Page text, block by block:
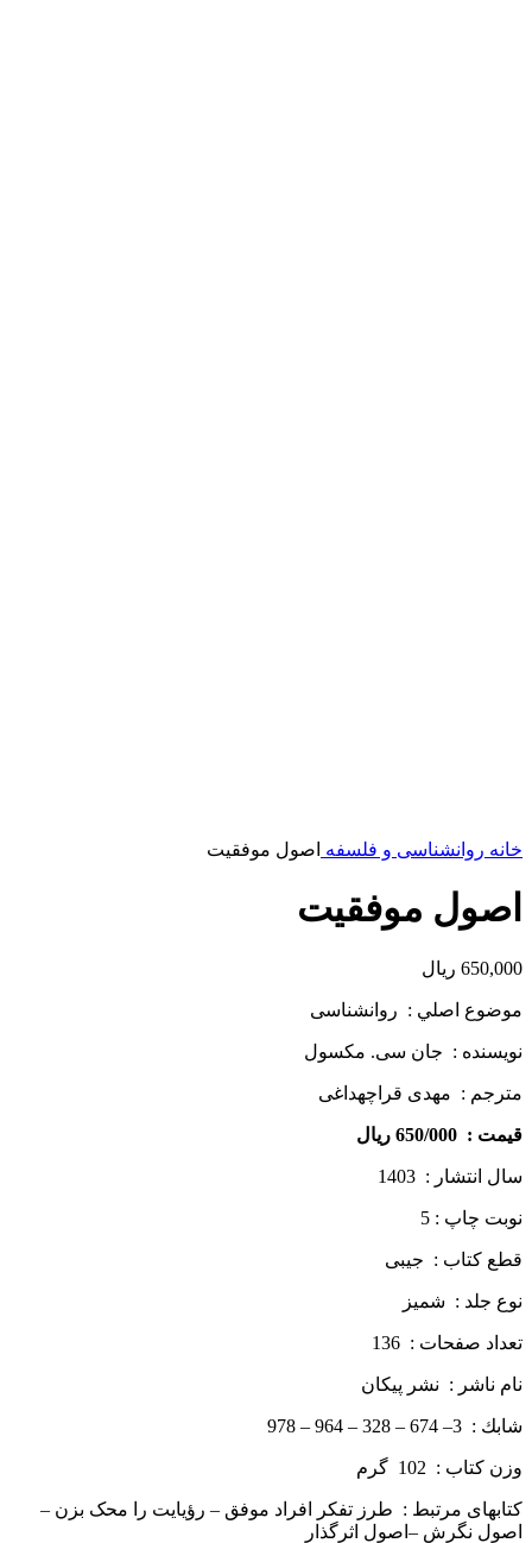
خانه روانشناسی و فلسفه اصول موفقيت
اصول موفقيت
650,000 ریال
موضوع اصلي : روانشناسی
نويسنده : جان سی. مکسول
مترجم : مهدی قراچه­داغی
قيمت : 650/000 ريال
سال انتشار : 1403
نوبت چاپ : 5
قطع كتاب : جیبی
نوع جلد : شمیز
تعداد صفحات : 136
نام ناشر : نشر پيكان
شابك : 3– 674 – 328 – 964 – 978
وزن كتاب : 102 گرم
کتاب­های مرتبط : طرز تفکر افراد موفق – رؤیایت را محک بزن –
اصول نگرش –اصول اثرگذار